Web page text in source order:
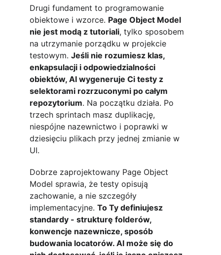
Drugi fundament to programowanie
obiektowe i wzorce. Page Object Model
nie jest modą z tutoriali, tylko sposobem
na utrzymanie porządku w projekcie
testowym. Jeśli nie rozumiesz klas,
enkapsulacji i odpowiedzialności
obiektów, AI wygeneruje Ci testy z
selektorami rozrzuconymi po całym
repozytorium. Na początku działa. Po
trzech sprintach masz duplikację,
niespójne nazewnictwo i poprawki w
dziesięciu plikach przy jednej zmianie w
UI.
Dobrze zaprojektowany Page Object
Model sprawia, że testy opisują
zachowanie, a nie szczegóły
implementacyjne. To Ty definiujesz
standardy - strukturę folderów,
konwencje nazewnicze, sposób
budowania locatorów. AI może się do